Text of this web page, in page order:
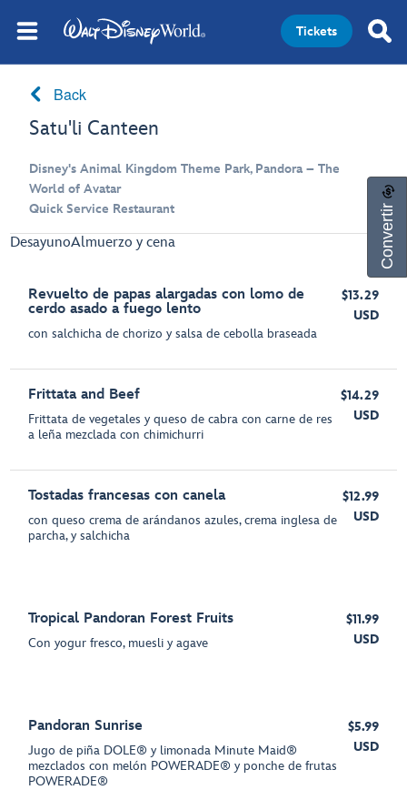
Tickets
Back
Satu'li Canteen
Disney's Animal Kingdom Theme Park, Pandora – The
World of Avatar
Quick Service Restaurant
DesayunoAlmuerzo y cena
Revuelto de papas alargadas con lomo de
cerdo asado a fuego lento
con salchicha de chorizo y salsa de cebolla braseada
$13.29
USD
Frittata and Beef
Frittata de vegetales y queso de cabra con carne de res
a leña mezclada con chimichurri
$14.29
USD
Tostadas francesas con canela
con queso crema de arándanos azules, crema inglesa de
parcha, y salchicha
$12.99
USD
Tropical Pandoran Forest Fruits
Con yogur fresco, muesli y agave
$11.99
USD
Pandoran Sunrise
Jugo de piña DOLE® y limonada Minute Maid®
mezclados con melón POWERADE® y ponche de frutas
POWERADE®
$5.99
USD
Convertir